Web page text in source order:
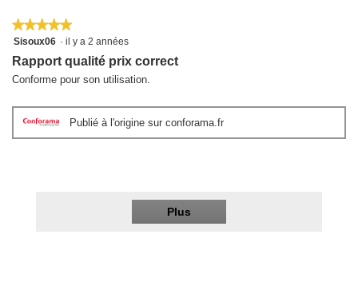
★★★★★
★★★★★
5
5
Sisoux06 · il y a 2 années
Rapport qualité prix correct
Conforme pour son utilisation.
Publié à l'origine sur conforama.fr
Plus